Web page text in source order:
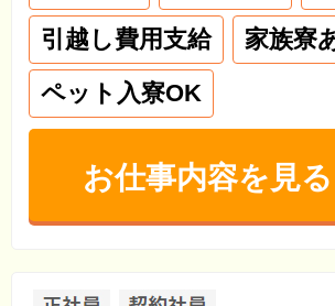
引越し費用支給
家族寮
ペット入寮OK
お仕事内容を見る